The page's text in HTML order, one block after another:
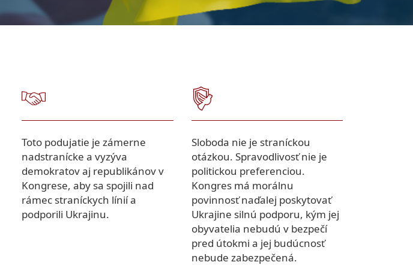
Toto podujatie je zámerne
nadstranícke a vyzýva
demokratov aj republikánov v
Kongrese, aby sa spojili nad
rámec straníckych línií a
podporili Ukrajinu.
Sloboda nie je straníckou
otázkou. Spravodlivosť nie je
politickou preferenciou.
Kongres má morálnu
povinnosť naďalej poskytovať
Ukrajine silnú podporu, kým jej
obyvatelia nebudú v bezpečí
pred útokmi a jej budúcnosť
nebude zabezpečená.